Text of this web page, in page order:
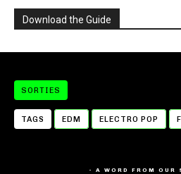
Download the Guide
SORTIES
TAGS EDM ELECTRO POP
- A WORD FROM OUR